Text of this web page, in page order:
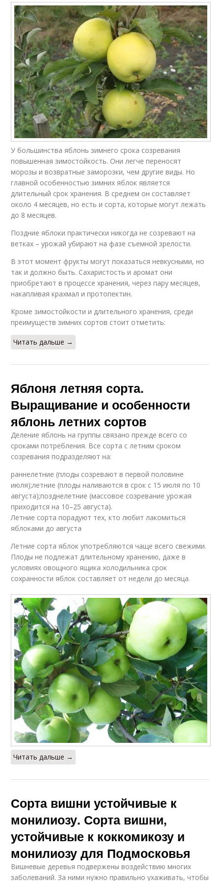
У большинства яблонь зимнего срока созревания
повышенная зимостойкость. Они легче переносят
морозы и возвратные заморозки, чем другие виды. Но
главной особенностью зимних яблок является
длительный срок хранения. В среднем он составляет
около 4 месяцев, но есть и сорта, которые могут лежать
до 8 месяцев.
Поздние яблоки практически никогда не созревают на
ветках – урожай убирают на фазе съемной зрелости.
В этот момент фрукты могут показаться невкусными, но
так и должно быть. Сахаристость и аромат они
приобретают в процессе хранения, через пару месяцев,
накапливая крахмал и протопектин.
Кроме зимостойкости и длительного хранения, среди
преимуществ зимних сортов стоит отметить:
Читать дальше →
Яблоня летняя сорта.
Выращивание и особенности
яблонь летних сортов
Деление яблонь на группы связано прежде всего со
сроками потребления. Все сорта с летним сроком
созревания подразделяют на:
раннелетние (плоды созревают в первой половине
июля);летние (плоды наливаются в срок с 15 июля по 10
августа);позднелетние (массовое созревание урожая
приходится на 10–25 августа).
Летние сорта порадуют тех, кто любит лакомиться
яблоками до августа
Летние сорта яблок употребляются чаще всего свежими.
Плоды не подлежат длительному хранению, даже в
условиях овощного ящика холодильника срок
сохранности яблок составляет от недели до месяца.
Читать дальше →
Сорта вишни устойчивые к
монилиозу. Сорта вишни,
устойчивые к коккомикозу и
монилиозу для Подмосковья
Вишневые деревья подвержены воздействию многих
заболеваний. За ними нужно правильно ухаживать, чтобы